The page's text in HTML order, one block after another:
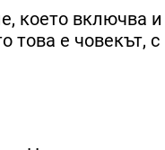
което включва и
това е човекът, с